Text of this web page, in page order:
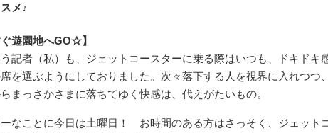
メ♪
ぐ遊園地へGO☆】
記者（私）も、ジェットコースターに乗る際はいつも、ドキドキ
を選ぶようにしておりました。次々落下する人を視界に入れつつ
まっさかさまに落ちてゆく快感は、代えがたいもの。
なことに今日は土曜日！ お時間のある方はさっそく、ジェット